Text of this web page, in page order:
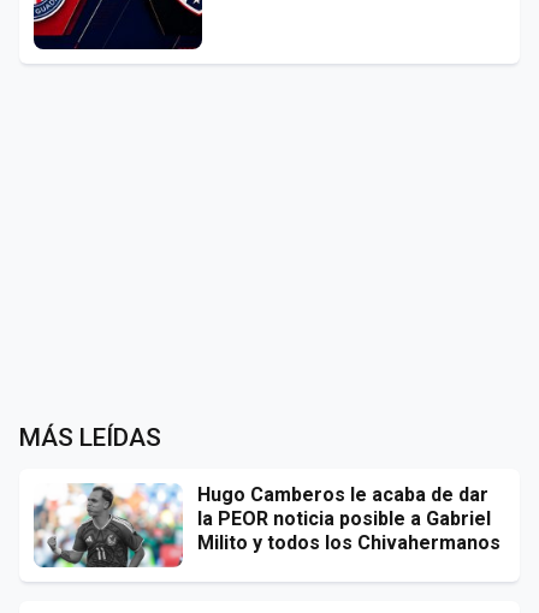
MÁS LEÍDAS
Hugo Camberos le acaba de dar
la PEOR noticia posible a Gabriel
Milito y todos los Chivahermanos